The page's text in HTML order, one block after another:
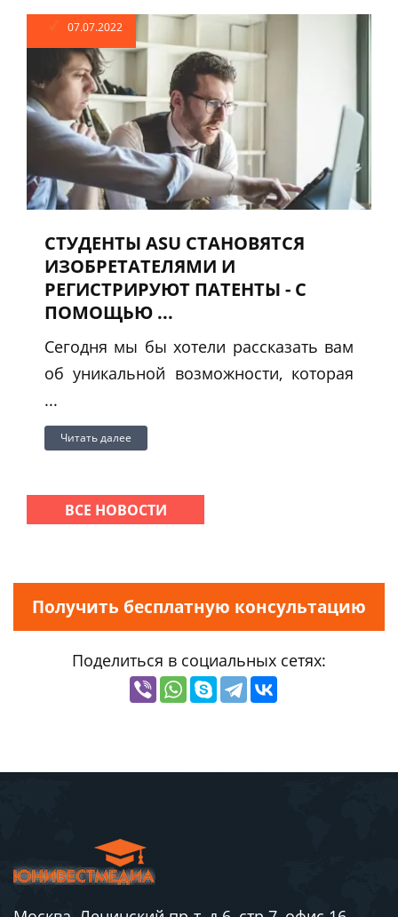
07.07.2022
СТУДЕНТЫ ASU СТАНОВЯТСЯ
ИЗОБРЕТАТЕЛЯМИ И
РЕГИСТРИРУЮТ ПАТЕНТЫ - С
ПОМОЩЬЮ ...
Сегодня мы бы хотели рассказать вам
об уникальной возможности, которая
...
Читать далее
ВСЕ НОВОСТИ
Получить бесплатную консультацию
Поделиться в социальных сетях: